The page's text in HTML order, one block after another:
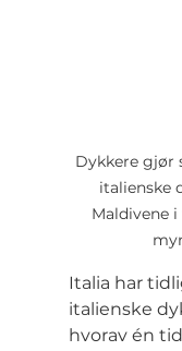
Dykkere gjør
italienske
Maldivene
Italia har
italienske
hvorav én